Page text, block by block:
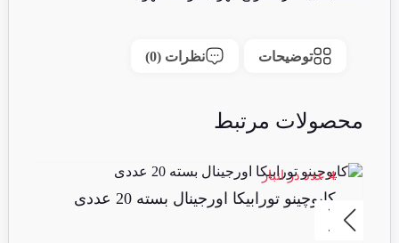
توضیحات نظرات (0)
محصولات مرتبط
4 عدد در انبار
کاپوچینو تورابیکا اورجینال بسته 20 عددی